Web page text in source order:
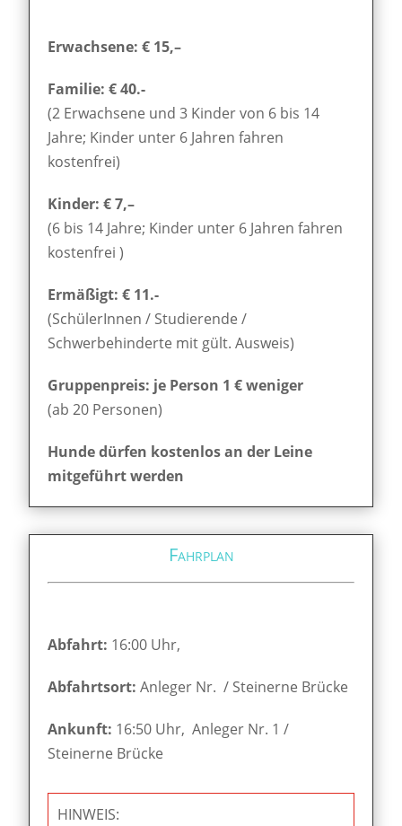
Erwachsene: € 15,–
Familie: € 40.-
(2 Erwachsene und 3 Kinder von 6 bis 14
Jahre; Kinder unter 6 Jahren fahren
kostenfrei)
Kinder: € 7,–
(6 bis 14 Jahre; Kinder unter 6 Jahren fahren
kostenfrei )
Ermäßigt: € 11.-
(SchülerInnen / Studierende /
Schwerbehinderte mit gült. Ausweis)
Gruppenpreis: je Person 1 € weniger
(ab 20 Personen)
Hunde dürfen kostenlos an der Leine
mitgeführt werden
Fahrplan
Abfahrt: 16:00 Uhr,
Abfahrtsort:Anleger Nr. / Steinerne Brücke
Ankunft: 16:50 Uhr, Anleger Nr. 1 /
Steinerne Brücke
HINWEIS: